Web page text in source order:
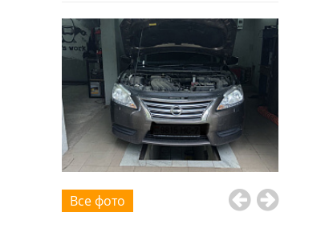
Все фото